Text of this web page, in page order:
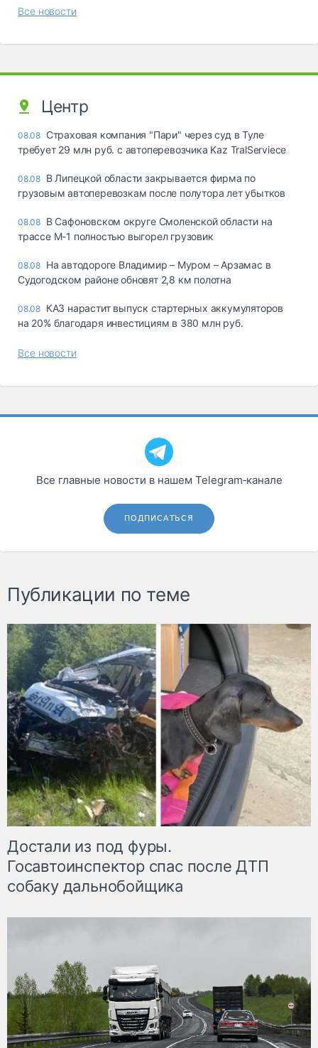
Все новости
Центр
08.08 Страховая компания "Пари" через суд в Туле
требует 29 млн руб. с автоперевозчика Kaz TralServiece
08.08 В Липецкой области закрывается фирма по
грузовым автоперевозкам после полутора лет убытков
08.08 В Сафоновском округе Смоленской области на
трассе М-1 полностью выгорел грузовик
08.08 На автодороге Владимир – Муром – Арзамас в
Судогодском районе обновят 2,8 км полотна
08.08 КАЗ нарастит выпуск стартерных аккумуляторов
на 20% благодаря инвестициям в 380 млн руб.
Все новости
Все главные новости в нашем Telegram‑канале
ПОДПИСАТЬСЯ
Публикации по теме
Достали из под фуры.
Госавтоинспектор спас после ДТП
собаку дальнобойщика